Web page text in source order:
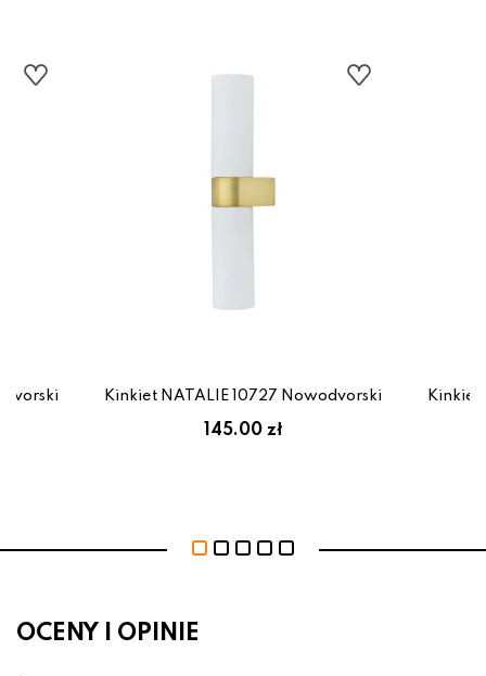
Kinkiet NATALIE 10727 Nowodvorski
145.00 zł
Kinkiet
OCENY I OPINIE